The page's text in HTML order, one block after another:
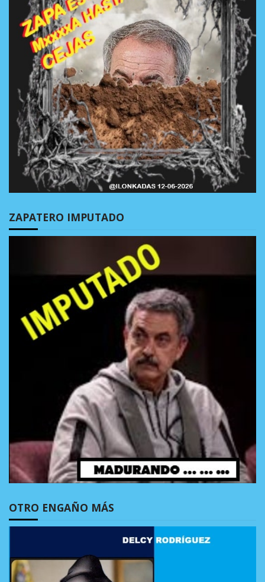
ZAPATERO IMPUTADO
OTRO ENGAÑO MÁS